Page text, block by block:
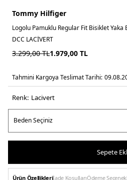
Tommy Hilfiger
Logolu Pamuklu Regular Fit Bisiklet
DCC LACİVERT
3.299,00TL1.979,00 TL
Tahmini Kargoya Teslimat Tarihi:
Renk: laci̇vert
Sepete
Ürün Özellikleriİade KoşullarıÖdeme